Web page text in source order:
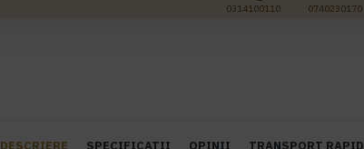
0314100110 0740230170
DESCRIERE SPECIFICATII OPINII TRANSPORT RAPID